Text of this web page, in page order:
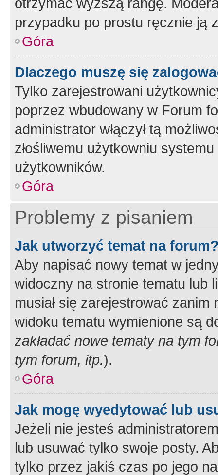
przypadku po prostu ręcznie ją
Góra
Dlaczego muszę się
Tylko zarejestrowani
poprzez wbudowany w Forum
administrator włączył tą
złośliwemu użytkowniu
użytkowników.
Góra
Problemy z pisaniem
Jak utworzyć temat na
Aby napisać nowy temat w
widoczny na stronie tematu lub
musiał się zarejestrować
widoku tematu wymienione są
zakładać nowe tematy na tym
tym forum, itp.).
Góra
Jak mogę wyedytować lub
Jeżeli nie jesteś
lub usuwać tylko swoje posty.
tylko przez jakiś czas po jego